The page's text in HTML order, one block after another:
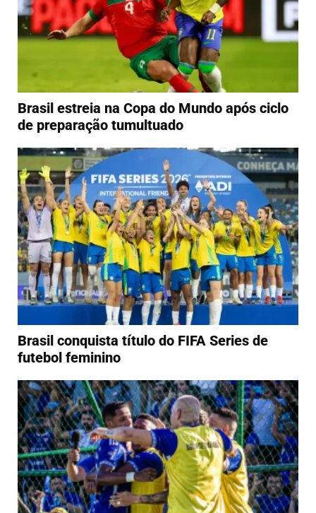
Brasil estreia na Copa do Mundo após ciclo
de preparação tumultuado
Brasil conquista título do FIFA Series de
futebol feminino